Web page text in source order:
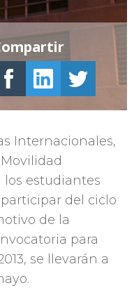
Internacionales,
los estudiantes
del ciclo
de la
para
se llevarán a